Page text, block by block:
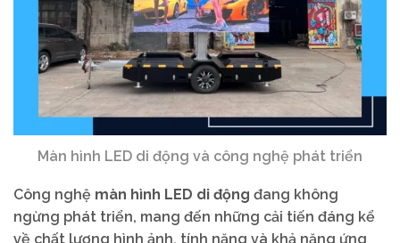
Màn hình LED di động và công nghệ phát triển
Công nghệ màn hình LED di động đang không
ngừng phát triển, mang đến những cải tiến đáng kể
về chất lượng hình ảnh, tính năng và khả năng ứng